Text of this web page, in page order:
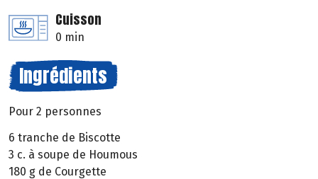
Cuisson
0 min
Ingrédients
Pour 2 personnes
6 tranche de Biscotte
3 c. à soupe de Houmous
180 g de Courgette